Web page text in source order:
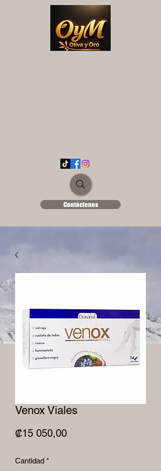
Contáctenos
Venox Viales
₡15 050,00Precio
Cantidad *